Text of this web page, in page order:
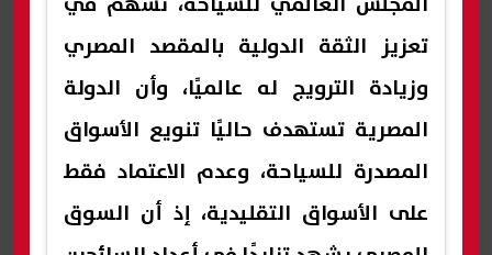
تعزيز الثقة الدولية بالمقصد المصري
وزيادة الترويج له عالميًا، وأن الدولة
المصرية تستهدف حاليًا تنويع الأسواق
المصدرة للسياحة، وعدم الاعتماد فقط
على الأسواق التقليدية، إذ أن السوق